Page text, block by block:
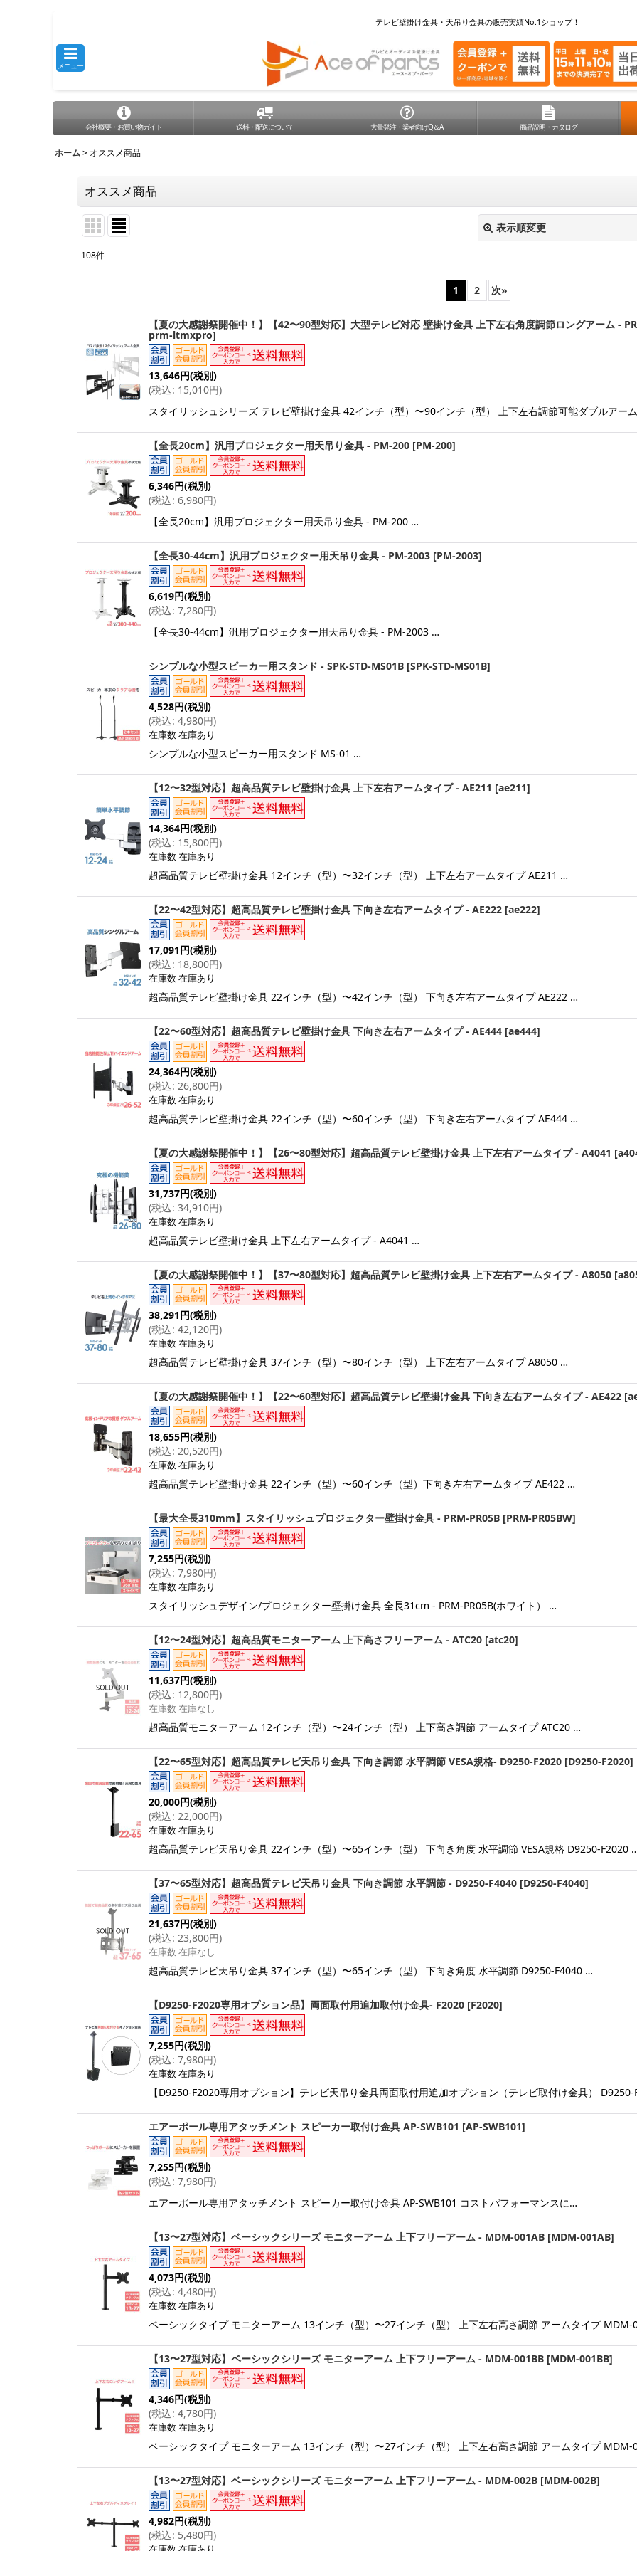
テレビ壁掛け金具・天吊り金具の販売実績No.1ショップ！
メニュー
会社概要・お買い物ガイド 送料・配送について 大量発注・業者向けQ＆A 商品説明・カタログ
ホーム > オススメ商品
オススメ商品
表示順変更
108件
1 2 次»
【夏の大感謝祭開催中！】【42〜90型対応】大型テレビ対応 壁掛け金具 上下左右角度調節ロングアーム -
prm-ltmxpro]
13,646円(税別)
(税込: 15,010円)
スタイリッシュシリーズ テレビ壁掛け金具 42インチ（型）〜90インチ（型） 上下左右調節可能ダブルアー
【全長20cm】汎用プロジェクター用天吊り金具 - PM-200 [PM-200]
6,346円(税別)
(税込: 6,980円)
【全長20cm】汎用プロジェクター用天吊り金具 - PM-200 …
【全長30-44cm】汎用プロジェクター用天吊り金具 - PM-2003 [PM-2003]
6,619円(税別)
(税込: 7,280円)
【全長30-44cm】汎用プロジェクター用天吊り金具 - PM-2003 …
シンプルな小型スピーカー用スタンド - SPK-STD-MS01B [SPK-STD-MS01B]
4,528円(税別)
(税込: 4,980円)
在庫数 在庫あり
シンプルな小型スピーカー用スタンド MS-01 …
【12〜32型対応】超高品質テレビ壁掛け金具 上下左右アームタイプ - AE211 [ae211]
14,364円(税別)
(税込: 15,800円)
在庫数 在庫あり
超高品質テレビ壁掛け金具 12インチ（型）〜32インチ（型） 上下左右アームタイプ AE211 …
【22〜42型対応】超高品質テレビ壁掛け金具 下向き左右アームタイプ - AE222 [ae222]
17,091円(税別)
(税込: 18,800円)
在庫数 在庫あり
超高品質テレビ壁掛け金具 22インチ（型）〜42インチ（型） 下向き左右アームタイプ AE222 …
【22〜60型対応】超高品質テレビ壁掛け金具 下向き左右アームタイプ - AE444 [ae444]
24,364円(税別)
(税込: 26,800円)
在庫数 在庫あり
超高品質テレビ壁掛け金具 22インチ（型）〜60インチ（型） 下向き左右アームタイプ AE444 …
【夏の大感謝祭開催中！】【26〜80型対応】超高品質テレビ壁掛け金具 上下左右アームタイプ - A4041 [
31,737円(税別)
(税込: 34,910円)
在庫数 在庫あり
超高品質テレビ壁掛け金具 上下左右アームタイプ - A4041 …
【夏の大感謝祭開催中！】【37〜80型対応】超高品質テレビ壁掛け金具 上下左右アームタイプ - A8050 [
38,291円(税別)
(税込: 42,120円)
在庫数 在庫あり
超高品質テレビ壁掛け金具 37インチ（型）〜80インチ（型） 上下左右アームタイプ A8050 …
【夏の大感謝祭開催中！】【22〜60型対応】超高品質テレビ壁掛け金具 下向き左右アームタイプ - AE422 [
18,655円(税別)
(税込: 20,520円)
在庫数 在庫あり
超高品質テレビ壁掛け金具 22インチ（型）〜60インチ（型）下向き左右アームタイプ AE422 …
【最大全長310mm】スタイリッシュプロジェクター壁掛け金具 - PRM-PR05B [PRM-PR05BW]
7,255円(税別)
(税込: 7,980円)
在庫数 在庫あり
スタイリッシュデザイン/プロジェクター壁掛け金具 全長31cm - PRM-PR05B(ホワイト） …
【12〜24型対応】超高品質モニターアーム 上下高さフリーアーム - ATC20 [atc20]
11,637円(税別)
(税込: 12,800円)
在庫数 在庫なし
超高品質モニターアーム 12インチ（型）〜24インチ（型） 上下高さ調節 アームタイプ ATC20 …
【22〜65型対応】超高品質テレビ天吊り金具 下向き調節 水平調節 VESA規格- D9250-F2020 [D9250-F2020]
20,000円(税別)
(税込: 22,000円)
在庫数 在庫あり
超高品質テレビ天吊り金具 22インチ（型）〜65インチ（型） 下向き角度 水平調節 VESA規格 D9250-F2020
【37〜65型対応】超高品質テレビ天吊り金具 下向き調節 水平調節 - D9250-F4040 [D9250-F4040]
21,637円(税別)
(税込: 23,800円)
在庫数 在庫なし
超高品質テレビ天吊り金具 37インチ（型）〜65インチ（型） 下向き角度 水平調節 D9250-F4040 …
【D9250-F2020専用オプション品】両面取付用追加取付け金具- F2020 [F2020]
7,255円(税別)
(税込: 7,980円)
在庫数 在庫あり
【D9250-F2020専用オプション】テレビ天吊り金具両面取付用追加オプション（テレビ取付け金具）
エアーポール専用アタッチメント スピーカー取付け金具 AP-SWB101 [AP-SWB101]
7,255円(税別)
(税込: 7,980円)
エアーポール専用アタッチメント スピーカー取付け金具 AP-SWB101 コストパフォーマンスに…
【13〜27型対応】ベーシックシリーズ モニターアーム 上下フリーアーム - MDM-001AB [MDM-001AB]
4,073円(税別)
(税込: 4,480円)
在庫数 在庫あり
ベーシックタイプ モニターアーム 13インチ（型）〜27インチ（型） 上下左右高さ調節 アームタイプ
【13〜27型対応】ベーシックシリーズ モニターアーム 上下フリーアーム - MDM-001BB [MDM-001BB]
4,346円(税別)
(税込: 4,780円)
在庫数 在庫あり
ベーシックタイプ モニターアーム 13インチ（型）〜27インチ（型） 上下左右高さ調節 アームタイプ
【13〜27型対応】ベーシックシリーズ モニターアーム 上下フリーアーム - MDM-002B [MDM-002B]
4,982円(税別)
(税込: 5,480円)